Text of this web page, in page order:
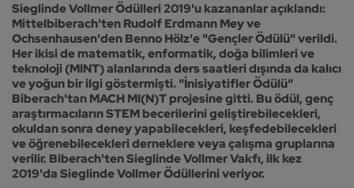
Sieglinde Vollmer Ödülleri 2019'u kazananlar açıklandı:
Mittelbiberach'ten Rudolf Erdmann Mey ve
Ochsenhausen'den Benno Hölz'e "Gençler Ödülü" verildi.
Her ikisi de matematik, enformatik, doğa bilimleri ve
teknoloji (MINT) alanlarında ders saatleri dışında da kalıcı
ve yoğun bir ilgi göstermişti. "İnisiyatifler Ödülü"
Biberach'tan MACH MI(N)T projesine gitti. Bu ödül, genç
araştırmacıların STEM becerilerini geliştirebilecekleri,
okuldan sonra deney yapabilecekleri, keşfedebilecekleri
ve öğrenebilecekleri derneklere veya çalışma gruplarına
verilir. Biberach'ten Sieglinde Vollmer Vakfı, ilk kez
2019'da Sieglinde Vollmer Ödüllerini veriyor.